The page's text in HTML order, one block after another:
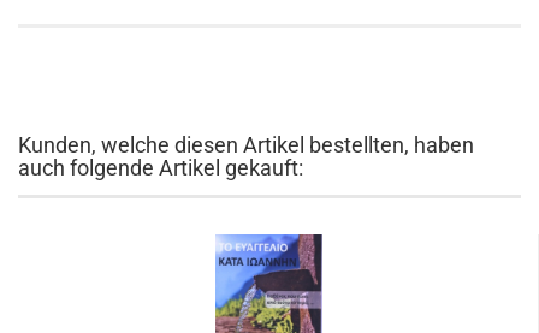
Kunden, welche diesen Artikel bestellten, haben
auch folgende Artikel gekauft: